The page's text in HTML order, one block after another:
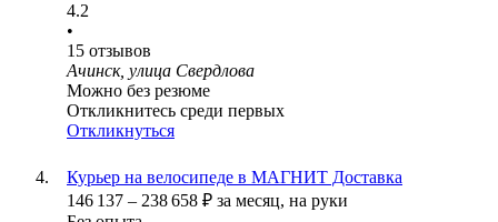
4.2
•
15 отзывов
Ачинск, улица Свердлова
Можно без резюме
Откликнитесь среди первых
Откликнуться
Курьер на велосипеде в МАГНИТ Доставка
146 137 – 238 658 ₽ за месяц, на руки